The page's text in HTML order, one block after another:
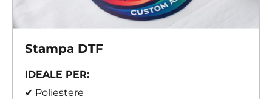
Stampa DTF
IDEALE PER:
✔ Poliestere